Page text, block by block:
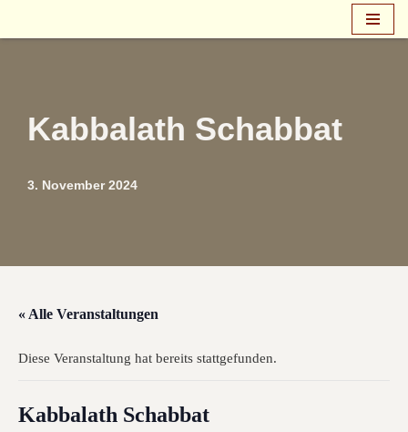
Kabbalath Schabbat
3. November 2024
« Alle Veranstaltungen
Diese Veranstaltung hat bereits stattgefunden.
Kabbalath Schabbat